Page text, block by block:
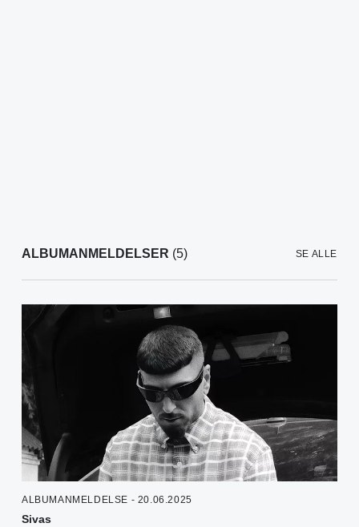
ALBUMANMELDELSER (5) SE ALLE
ALBUMANMELDELSE - 20.06.2025
Sivas